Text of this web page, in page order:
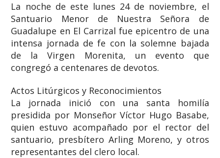
La noche de este lunes 24 de noviembre, el
Santuario Menor de Nuestra Señora de
Guadalupe en El Carrizal fue epicentro de una
intensa jornada de fe con la solemne bajada
de la Virgen Morenita, un evento que
congregó a centenares de devotos.
Actos Litúrgicos y Reconocimientos
La jornada inició con una santa homilía
presidida por Monseñor Víctor Hugo Basabe,
quien estuvo acompañado por el rector del
santuario, presbítero Arling Moreno, y otros
representantes del clero local.